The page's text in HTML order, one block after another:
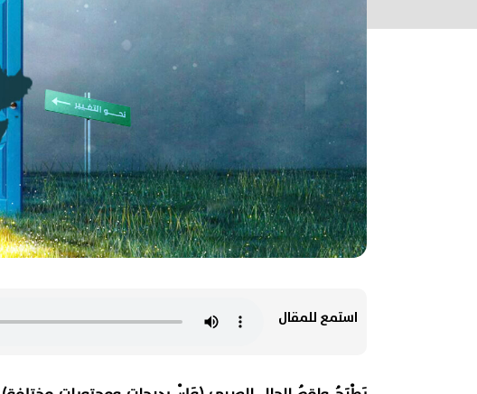
استمع للمقال